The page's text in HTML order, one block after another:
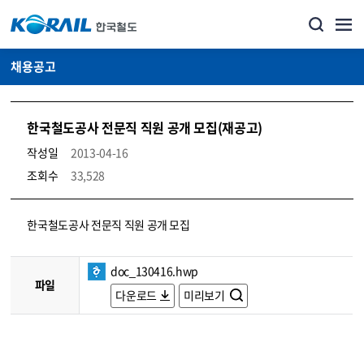
채용공고
한국철도공사 전문직 직원 공개 모집(재공고)
작성일
2013-04-16
조회수
33,528
코레일소개_경영공시_채용공고 상세보기 – 내용, 파일, 담당자 연락처로 구성
한국철도공사 전문직 직원 공개 모집
파일
doc_130416.hwp
다운로드
미리보기